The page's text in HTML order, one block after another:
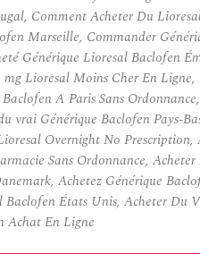
Comment Acheter Du
Marseille, Commander
Générique Lioresal Baclofen
Lioresal Moins Cher En
A Paris Sans
vrai Générique Baclofen
Overnight No
Sans Ordonnance,
Achetez Générique
États Unis, Acheter Du
Achat En Ligne